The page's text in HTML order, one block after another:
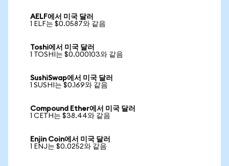
AELF에서 미국 달러
1 ELF는 $0.0587와 같음
Toshi에서 미국 달러
1 TOSHI는 $0.000103와 같음
SushiSwap에서 미국 달러
1 SUSHI는 $0.169와 같음
Compound Ether에서 미국 달러
1 CETH는 $38.44와 같음
Enjin Coin에서 미국 달러
1 ENJ는 $0.0252와 같음